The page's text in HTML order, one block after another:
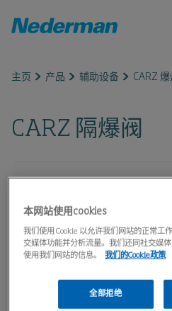
主页 产品 辅助设备 CARZ
CARZ 隔爆阀
本网站使用cookies
我们使用 Cookie 以允许我们网站的正常工
交媒体功能并分析流量。我们还同社交媒
使用我们网站的信息。
我们的Cookie政策
全部拒绝